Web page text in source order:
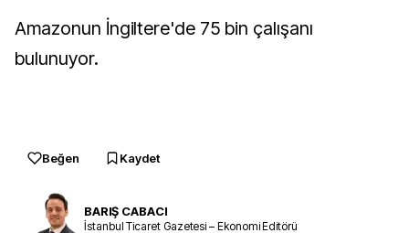
Amazonun İngiltere'de 75 bin çalışanı
bulunuyor.
Beğen Kaydet
BARIŞ CABACI
İstanbul Ticaret Gazetesi – Ekonomi Editörü